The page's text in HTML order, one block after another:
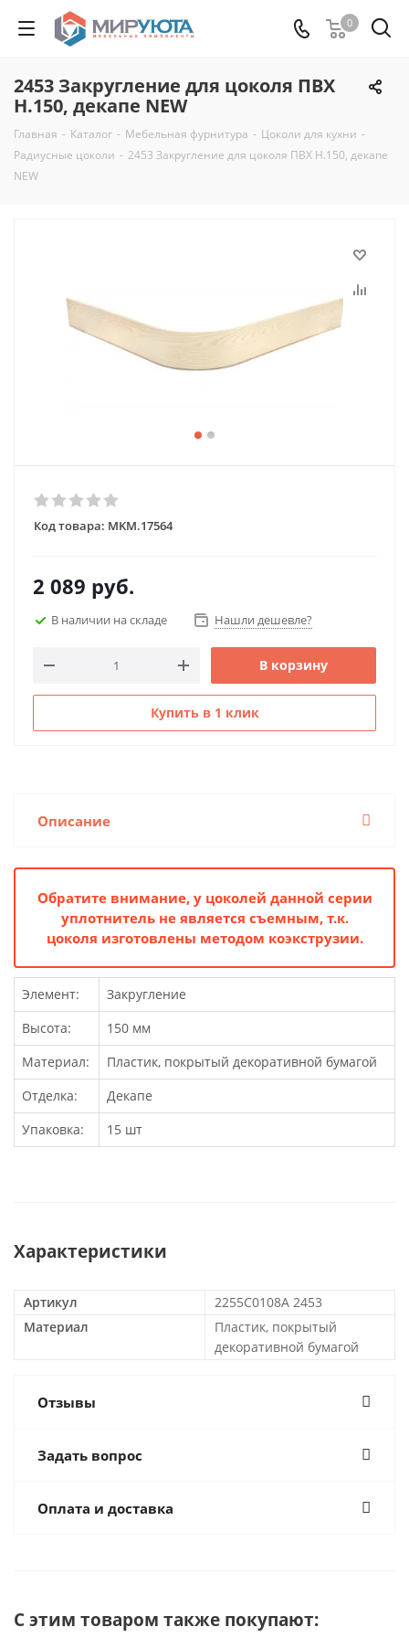
0
2453 Закругление для цоколя ПВХ
Н.150, декапе NEW
Главная - Каталог - Мебельная фурнитура - Цоколи для кухни -
Радиусные цоколи - 2453 Закругление для цоколя ПВХ Н.150, декапе
NEW
Код товара: MKM.17564
2 089 руб.
В наличии на складе Нашли дешевле?
В корзину
Купить в 1 клик
Описание
Обратите внимание, у цоколей данной серии
уплотнитель не является съемным, т.к.
цоколя изготовлены методом коэкструзии.
Элемент:
Закругление
Высота:
150 мм
Материал:
Пластик, покрытый декоративной бумагой
Отделка:
Декапе
Упаковка:
15 шт
Характеристики
Артикул
2255C0108A 2453
Материал
Пластик, покрытый
декоративной бумагой
Отзывы
Задать вопрос
Оплата и доставка
С этим товаром также покупают: